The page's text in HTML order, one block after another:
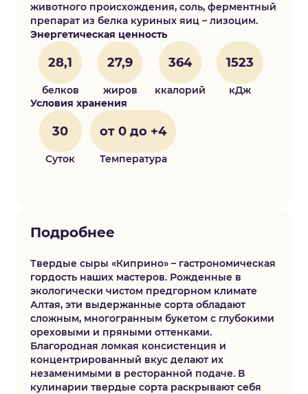
животного происхождения, соль, ферментный
препарат из белка куриных яиц – лизоцим.
Энергетическая ценность
28,1
белков
27,9
жиров
364
ккалорий
1523
кДж
Условия хранения
30
Суток
от 0 до +4
Температура
Подробнее
Твердые сыры «Киприно» – гастрономическая
гордость наших мастеров. Рожденные в
экологически чистом предгорном климате
Алтая, эти выдержанные сорта обладают
сложным, многогранным букетом с глубокими
ореховыми и пряными оттенками.
Благородная ломкая консистенция и
концентрированный вкус делают их
незаменимыми в ресторанной подаче. В
кулинарии твердые сорта раскрывают себя